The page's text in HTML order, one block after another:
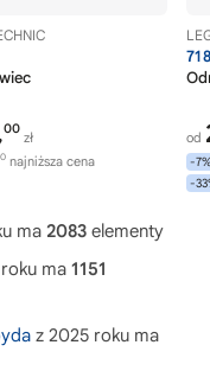
00
zł
najniższa cena
od
-
-
ma 2083 elementy
ma 1151
z 2025 roku ma